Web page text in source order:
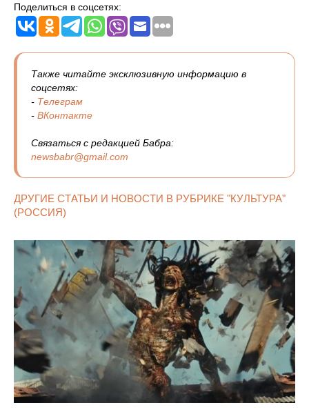
Поделиться в соцсетях:
Также читайте эксклюзивную информацию в
соцсетях:
- Телеграм
- ВКонтакте
Связаться с редакцией Бабра:
newsbabr@gmail.com
ДРУГИЕ СТАТЬИ И НОВОСТИ В РУБРИКЕ "КУЛЬТУРА"
(РОССИЯ)